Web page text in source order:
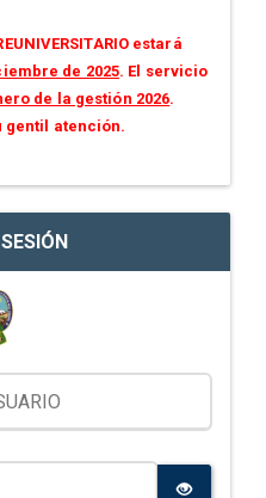
estará
de 2025. El servicio
de la gestión 2026.
gentil atención.